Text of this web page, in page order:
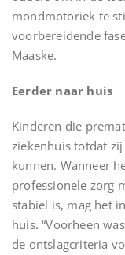
mondmotoriek te
voorbereidende
Maaske.
Eerder naar huis
Kinderen die
ziekenhuis totdat
kunnen. Wanneer
professionele zorg
stabiel is, mag het
huis. “Voorheen
de ontslagcriteria